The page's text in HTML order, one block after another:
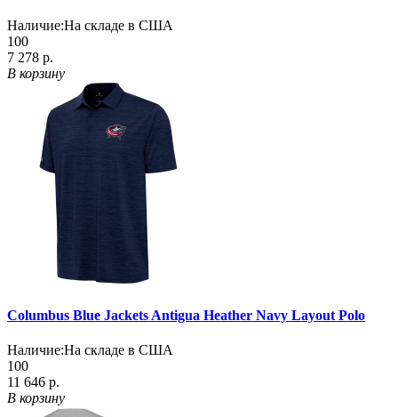
Наличие:На складе в США
100
7 278 р.
В корзину
Columbus Blue Jackets Antigua Heather Navy Layout Polo
Наличие:На складе в США
100
11 646 р.
В корзину